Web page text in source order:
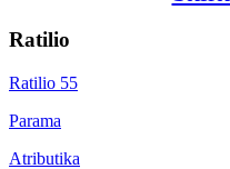
Ratilio
Ratilio 55
Parama
Atributika